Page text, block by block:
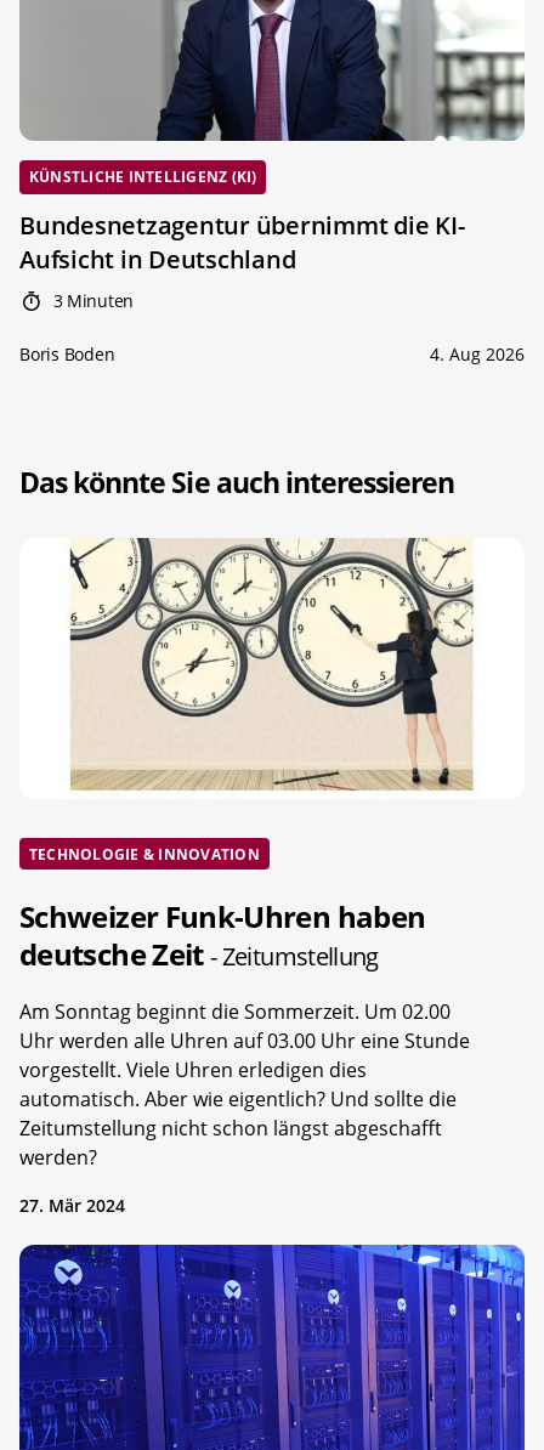
KÜNSTLICHE INTELLIGENZ (KI)
Bundesnetzagentur übernimmt die KI-
Aufsicht in Deutschland
3 Minuten
Boris Boden 4. Aug 2026
Das könnte Sie auch interessieren
TECHNOLOGIE & INNOVATION
Schweizer Funk-Uhren haben
deutsche Zeit- Zeitumstellung
Am Sonntag beginnt die Sommerzeit. Um 02.00
Uhr werden alle Uhren auf 03.00 Uhr eine Stunde
vorgestellt. Viele Uhren erledigen dies
automatisch. Aber wie eigentlich? Und sollte die
Zeitumstellung nicht schon längst abgeschafft
werden?
27. Mär 2024